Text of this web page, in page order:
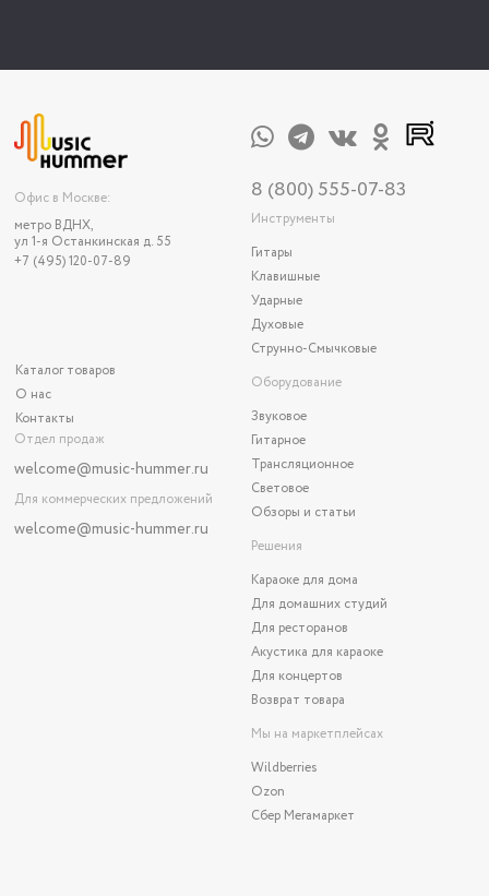
Офис в Москве:
метро ВДНХ,
ул 1-я Останкинская д. 55
+7 (495) 120-07-89
Каталог товаров
О нас
Контакты
Отдел продаж
welcome@music-hummer.ru
Для коммерческих предложений
welcome@music-hummer.ru
8 (800) 555-07-83
Инструменты
Гитары
Клавишные
Ударные
Духовые
Струнно-Смычковые
Оборудование
Звуковое
Гитарное
Трансляционное
Световое
Обзоры и статьи
Решения
Караоке для дома
Для домашних студий
Для ресторанов
Акустика для караоке
Для концертов
Возврат товара
Мы на маркетплейсах
Wildberries
Ozon
Сбер Мегамаркет